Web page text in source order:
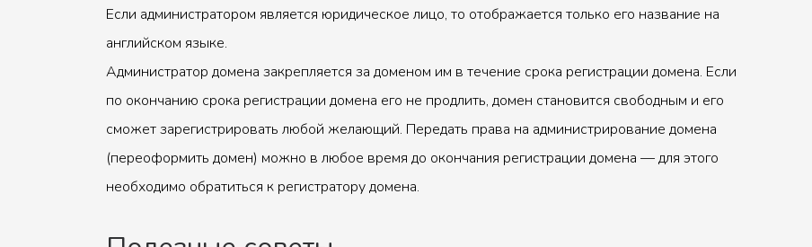
Если администратором является юридическое лицо, то отображается только его название на
английском языке.
Администратор домена закрепляется за доменом им в течение срока регистрации домена. Если
по окончанию срока регистрации домена его не продлить, домен становится свободным и его
сможет зарегистрировать любой желающий. Передать права на администрирование домена
(переоформить домен) можно в любое время до окончания регистрации домена — для этого
необходимо обратиться к регистратору домена.